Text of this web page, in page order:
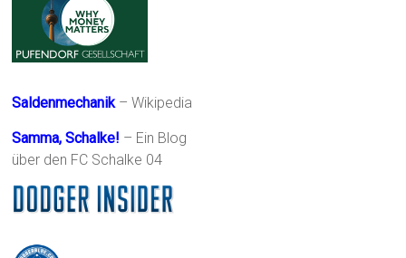
Saldenmechanik– Wikipedia
Samma, Schalke! – Ein Blog
über den FC Schalke 04